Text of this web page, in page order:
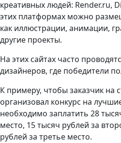
креативных людей: Render.ru,
этих платформах можно
как иллюстрации, анимации,
другие проекты.
На этих сайтах часто
дизайнеров, где победители
К примеру, чтобы заказчик на
организовал конкурс на
необходимо заплатить 28
место, 15 тысяч рублей за
рублей за третье место.